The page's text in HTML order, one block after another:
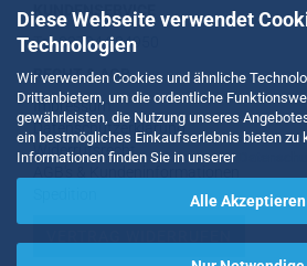
Diese Webseite verwendet
Technologien
Wir verwenden Cookies und ähnliche
Drittanbietern, um die ordentliche
gewährleisten, die Nutzung unseres
ein bestmögliches Einkaufserlebnis bieten zu
Informationen finden Sie in unserer
Alle Akzeptieren
KUNDENSERVICE
Tel:02734 284950
RECHT & AGB
Impressum
Datenschutzerklärung
Widerrufsrecht